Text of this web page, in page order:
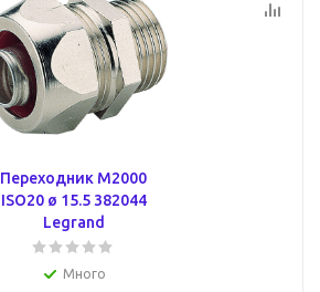
Переходник M2000
ISO20 ø 15.5 382044
Legrand
Много